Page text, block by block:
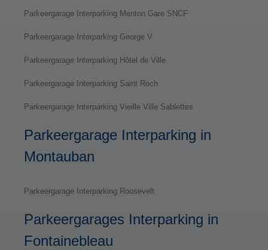
Parkeergarage Interparking Menton Gare SNCF
Parkeergarage Interparking George V
Parkeergarage Interparking Hôtel de Ville
Parkeergarage Interparking Saint Roch
Parkeergarage Interparking Vieille Ville Sablettes
Parkeergarage Interparking in
Montauban
Parkeergarage Interparking Roosevelt
Parkeergarages Interparking in
Fontainebleau